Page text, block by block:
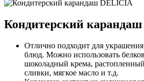
Кондитерский
Отлично подходит для
блюд. Можно использовать
шоколадный крема,
сливки, мягкое масло и т.д.